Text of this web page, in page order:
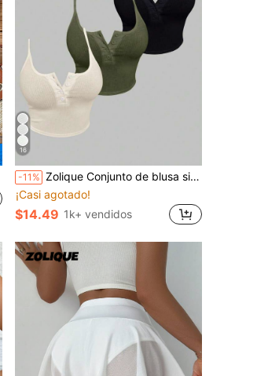
16
-11% Zolique Conjunto de blusa sin mangas de botones de verano para mujer con abertura en el dobladillo, disponible en varios colores
¡Casi agotado!
$14.49 1k+ vendidos